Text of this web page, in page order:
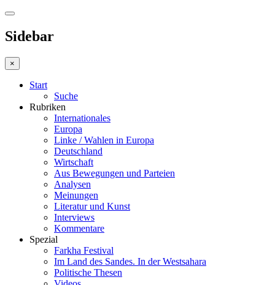
Sidebar
×
Start
Suche
Rubriken
Internationales
Europa
Linke / Wahlen in Europa
Deutschland
Wirtschaft
Aus Bewegungen und Parteien
Analysen
Meinungen
Literatur und Kunst
Interviews
Kommentare
Spezial
Farkha Festival
Im Land des Sandes. In der Westsahara
Politische Thesen